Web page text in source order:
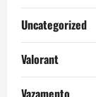
Uncategorized
Valorant